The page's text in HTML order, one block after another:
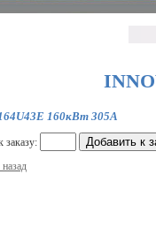
160кВт 305А
заказу: